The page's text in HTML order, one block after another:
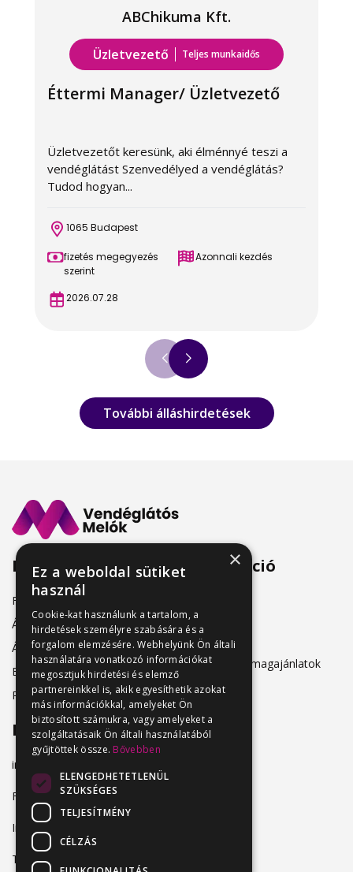
ABChikuma Kft.
Üzletvezető Teljes munkaidős
Éttermi Manager/ Üzletvezető
Üzletvezetőt keresünk, aki élménnyé teszi a
vendéglátást Szenvedélyed a vendéglátás?
Tudod hogyan...
1065 Budapest
fizetés megegyezés
szerint
Azonnali kezdés
2026.07.28
További álláshirdetések
Menü
Friss állásajánlatok
Álláshirdetőknek
Álláskeresőknek
Belépés
Regisztráció
Információ
Adatkezelés
Hirdetési csomagajánlatok
Elérhetőség
info@vendeglatosmelok.hu
Facebook
Instagram
TikTok
×
Ez a weboldal sütiket
használ
Cookie-kat használunk a tartalom, a
hirdetések személyre szabására és a
forgalom elemzésére. Webhelyünk Ön általi
használatára vonatkozó információkat
megosztjuk hirdetési és elemző
partnereinkkel is, akik egyesíthetik azokat
más információkkal, amelyeket Ön
biztosított számukra, vagy amelyeket a
szolgáltatásaik Ön általi használatából
gyűjtöttek össze. Bővebben
ELENGEDHETETLENÜL
SZÜKSÉGES
TELJESÍTMÉNY
CÉLZÁS